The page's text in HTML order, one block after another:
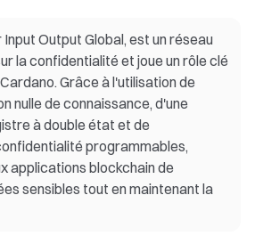
Output Global, est un réseau
la confidentialité et joue un rôle clé
Grâce à l'utilisation de
nulle de connaissance, d'une
à double état et de
programmables,
applications blockchain de
sensibles tout en maintenant la